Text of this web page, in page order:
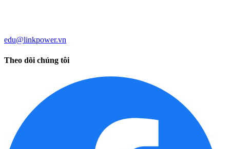
edu@linkpower.vn
Theo dõi chúng tôi